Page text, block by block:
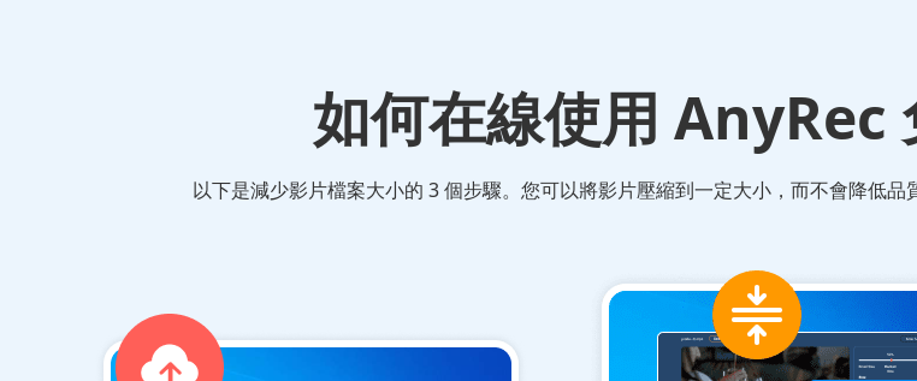
如何在線使用 AnyRec
以下是減少影片檔案大小的 3 個步驟。您可以將影片壓縮到一定大小，而不會降低